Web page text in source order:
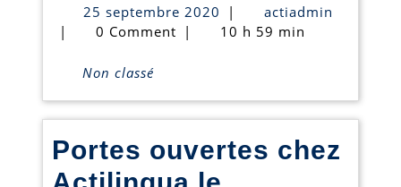
de
en
ligne!
25 septembre 2020 25
septembre
| actiadmin
|
0 Comment | 10 h 59 min
Non classé
Portes ouvertes chez